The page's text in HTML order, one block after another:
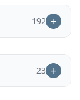
192
23